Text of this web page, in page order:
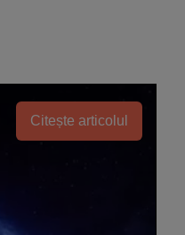
Citește articolul